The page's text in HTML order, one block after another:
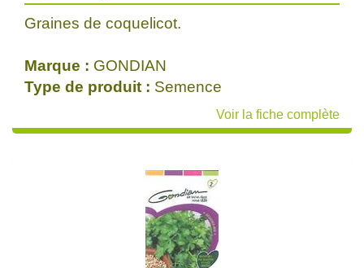
Graines de coquelicot.
Marque : GONDIAN
Type de produit : Semence
Voir la fiche complète